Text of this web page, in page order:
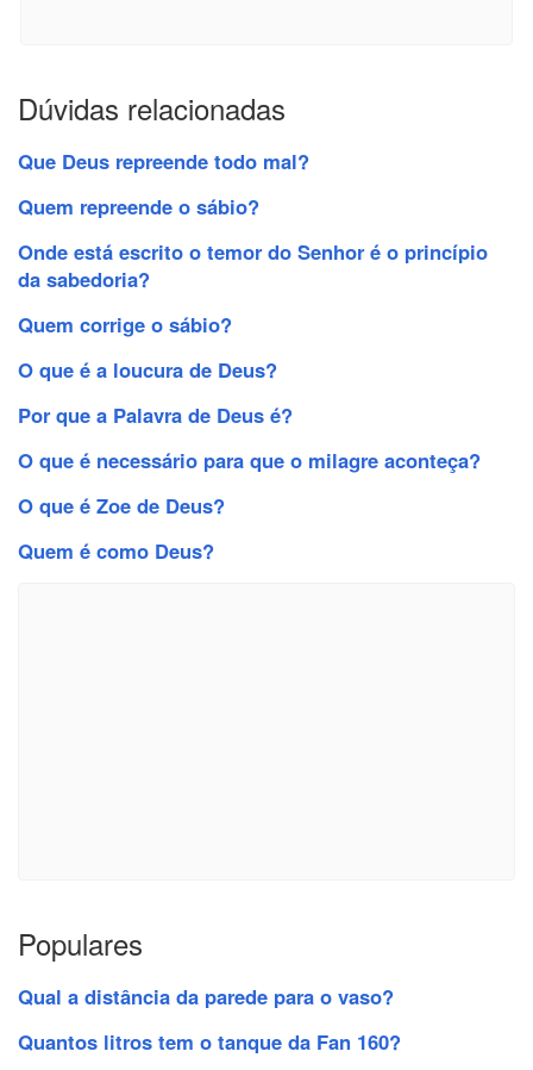
Dúvidas relacionadas
Que Deus repreende todo mal?
Quem repreende o sábio?
Onde está escrito o temor do Senhor é o princípio
da sabedoria?
Quem corrige o sábio?
O que é a loucura de Deus?
Por que a Palavra de Deus é?
O que é necessário para que o milagre aconteça?
O que é Zoe de Deus?
Quem é como Deus?
Populares
Qual a distância da parede para o vaso?
Quantos litros tem o tanque da Fan 160?